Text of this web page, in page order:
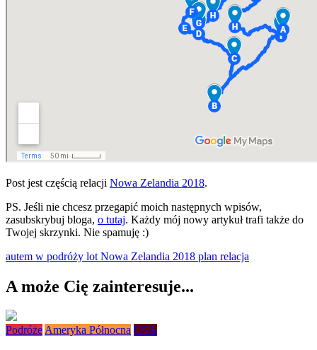
Post jest częścią relacji Nowa Zelandia 2018.
PS. Jeśli nie chcesz przegapić moich następnych wpisów,
zasubskrybuj bloga, o tutaj. Każdy mój nowy artykuł trafi także do
Twojej skrzynki. Nie spamuję :)
autem w podróży lot Nowa Zelandia 2018 plan relacja
A może Cię zainteresuje...
PodróżeAmeryka Północna USA